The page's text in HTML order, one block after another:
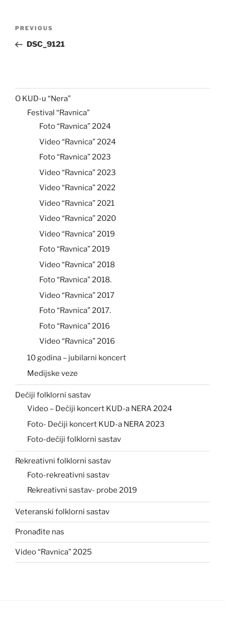
Previous
Post
PREVIOUS
DSC_9121
O KUD-u “Nera”
Festival “Ravnica”
Foto “Ravnica” 2024
Video “Ravnica” 2024
Foto “Ravnica” 2023
Video “Ravnica” 2023
Video “Ravnica” 2022
Video “Ravnica” 2021
Video “Ravnica” 2020
Video “Ravnica” 2019
Foto “Ravnica” 2019
Video “Ravnica” 2018
Foto “Ravnica” 2018.
Video “Ravnica” 2017
Foto “Ravnica” 2017.
Foto “Ravnica” 2016
Video “Ravnica” 2016
10 godina – jubilarni koncert
Medijske veze
Dečiji folklorni sastav
Video – Dečiji koncert KUD-a NERA 2024
Foto- Dečiji koncert KUD-a NERA 2023
Foto-dečiji folklorni sastav
Rekreativni folklorni sastav
Foto-rekreativni sastav
Rekreativni sastav- probe 2019
Veteranski folklorni sastav
Pronađite nas
Video “Ravnica” 2025